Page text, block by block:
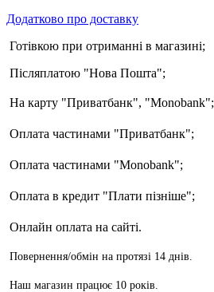
Додатково про доставку
Готівкою при отриманні в магазині;
Післяплатою "Нова Пошта";
На карту "Приватбанк", "Monobank";
Оплата частинами "Приватбанк";
Оплата частинами "Monobank";
Оплата в кредит "Плати пізніше";
Онлайн оплата на сайті.
Повернення/обмін на протязі 14 днів.
Наш магазин працює 10 років.